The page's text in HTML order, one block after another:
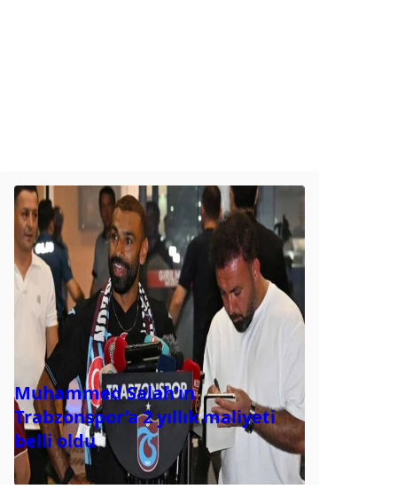
Muhammed Salah’ın
Trabzonspor’a 2 yıllık maliyeti
belli oldu